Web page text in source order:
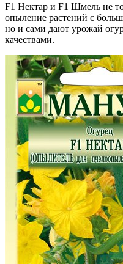
F1 Нектар и F1 Шмель не
опыление растений с
но и сами дают урожай
качествами.